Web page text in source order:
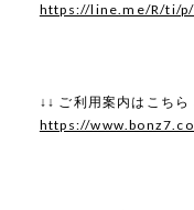
https://line.me/R/ti/p/
↓↓ ご利用案内はこちら
https://